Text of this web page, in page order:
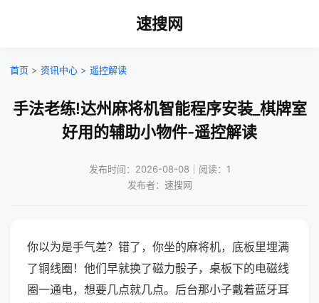
速搜网
首页 > 资讯中心 > 遥控解读
手法老练!达州麻将机智能程序安装_棋牌室
好用的辅助小物件-遥控解读
发布时间：2026-08-08｜阅读：1
发布者：速搜网
你以为是手气差？错了，你坐的麻将机，底板里埋满
了铜线圈！他们早就换了磁力骰子，桌板下的电磁线
圈一通电，想要几点就几点。后台那小子戴着蓝牙耳